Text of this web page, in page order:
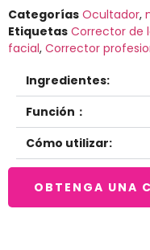
Categorías Ocultador,
Etiquetas Corrector de
facial, Corrector
Ingredientes:
Función：
Cómo utilizar:
OBTENGA UNA